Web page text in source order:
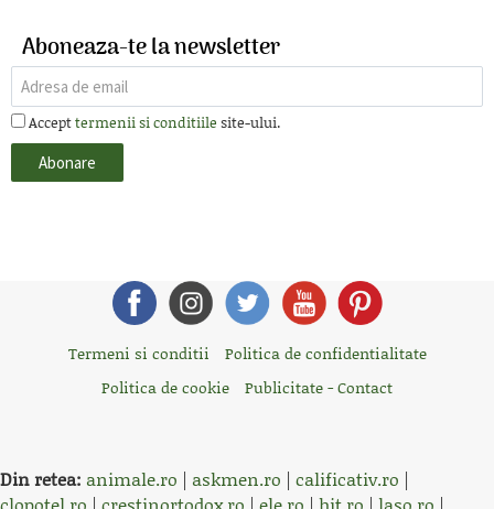
Aboneaza-te la newsletter
Accepttermenii si conditiile site-ului.
Termeni si conditii
Politica de confidentialitate
Politica de cookie
Publicitate - Contact
Din retea: animale.ro | askmen.ro | calificativ.ro |